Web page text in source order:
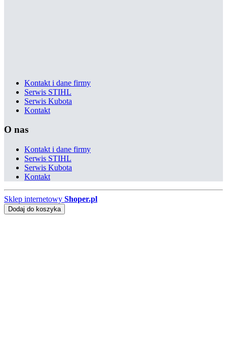
Kontakt i dane firmy
Serwis STIHL
Serwis Kubota
Kontakt
O nas
Kontakt i dane firmy
Serwis STIHL
Serwis Kubota
Kontakt
Sklep internetowy Shoper.pl
Dodaj do koszyka